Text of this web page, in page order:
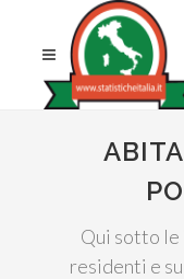
Qui sotto
residenti e